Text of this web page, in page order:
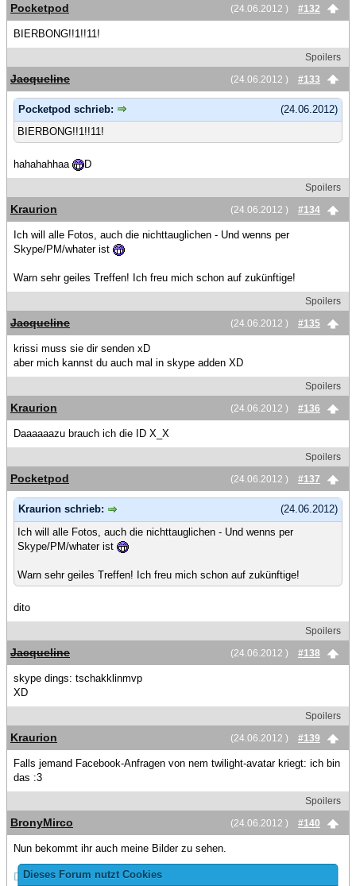
Dieses Forum nutzt Cookies
(24.06.2012 )
#132
Pocketpod
BIERBONG!!1!!11!
Spoilers
(24.06.2012 )
#133
Jacqueline
(24.06.2012)
Pocketpod schrieb:
BIERBONG!!1!!11!
hahahahhaa D
Spoilers
(24.06.2012 )
#134
Kraurion
Ich will alle Fotos, auch die nichttauglichen - Und wenns per
Skype/PM/whater ist
Warn sehr geiles Treffen! Ich freu mich schon auf zukünftige!
Spoilers
(24.06.2012 )
#135
Jacqueline
krissi muss sie dir senden xD
aber mich kannst du auch mal in skype adden XD
Spoilers
(24.06.2012 )
#136
Kraurion
Daaaaaazu brauch ich die ID X_X
Spoilers
(24.06.2012 )
#137
Pocketpod
(24.06.2012)
Kraurion schrieb:
Ich will alle Fotos, auch die nichttauglichen - Und wenns per
Skype/PM/whater ist
Warn sehr geiles Treffen! Ich freu mich schon auf zukünftige!
dito
Spoilers
(24.06.2012 )
#138
Jacqueline
skype dings: tschakklinmvp
XD
Spoilers
(24.06.2012 )
#139
Kraurion
Falls jemand Facebook-Anfragen von nem twilight-avatar kriegt: ich bin
das :3
Spoilers
(24.06.2012 )
#140
BronyMirco
Nun bekommt ihr auch meine Bilder zu sehen.
Dropbox-Link